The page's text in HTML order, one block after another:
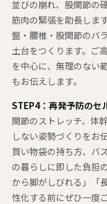
並びの崩れ、股関節の
筋肉の緊張を助長しま
盤・腰椎・股関節のバ
土台をつくります。ご
を中心に、無理のない
もお伝えします。
STEP4：再発予防のセ
関節のストレッチ、体
しない姿勢づくりをお
買い物袋の持ち方、バ
の暮らしに即した負担
から脚がしびれる」「
性化する前にぜひ一度